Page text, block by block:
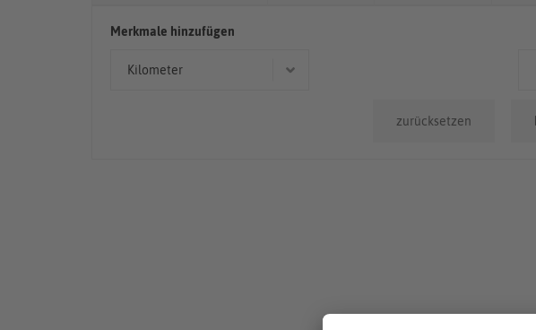
Merkmale hinzufügen
Kilometer
zurücksetzen